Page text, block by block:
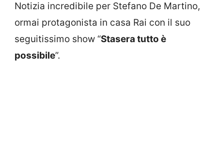
Notizia incredibile per Stefano De Martino,
ormai protagonista in casa Rai con il suo
seguitissimo show “Stasera tutto è
possibile”.